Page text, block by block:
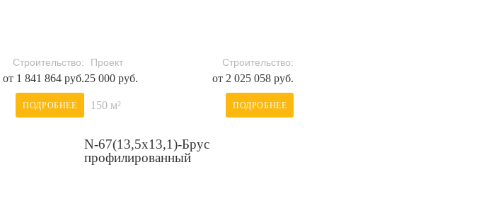
Строительство:
от 1 841 864 руб.
ПОДРОБНЕЕ
Проект
25 000 руб.
Строительство:
от 2 025 058 руб.
150 м² ПОДРОБНЕЕ
N-67(13,5х13,1)-Брус
профилированный